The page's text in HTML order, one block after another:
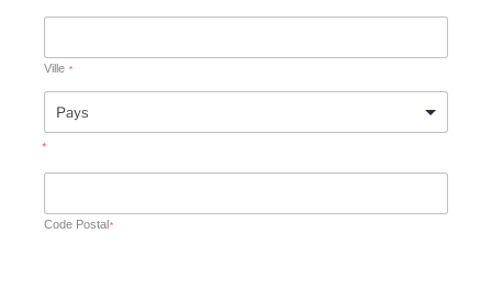
Ville*
*
Code Postal*